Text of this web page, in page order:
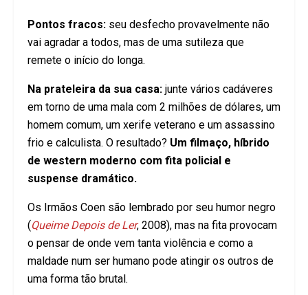
Pontos fracos: seu desfecho provavelmente não
vai agradar a todos, mas de uma sutileza que
remete o início do longa.
Na prateleira da sua casa: junte vários cadáveres
em torno de uma mala com 2 milhões de dólares, um
homem comum, um xerife veterano e um assassino
frio e calculista. O resultado? Um filmaço, híbrido
de western moderno com fita policial e
suspense dramático.
Os Irmãos Coen são lembrado por seu humor negro
(Queime Depois de Ler, 2008), mas na fita provocam
o pensar de onde vem tanta violência e como a
maldade num ser humano pode atingir os outros de
uma forma tão brutal.